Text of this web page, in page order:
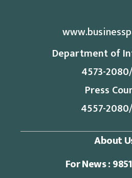
Department of
4573-
Press
4557-
About
For News :